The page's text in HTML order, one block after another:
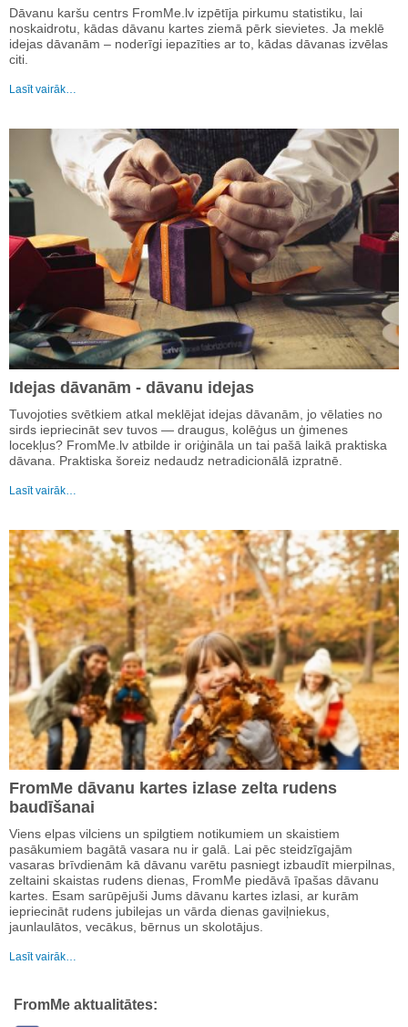
Dāvanu karšu centrs FromMe.lv izpētīja pirkumu statistiku, lai
noskaidrotu, kādas dāvanu kartes ziemā pērk sievietes. Ja meklē
idejas dāvanām – noderīgi iepazīties ar to, kādas dāvanas izvēlas
citi.
Lasīt vairāk…
Idejas dāvanām - dāvanu idejas
Tuvojoties svētkiem atkal meklējat idejas dāvanām, jo vēlaties no
sirds iepriecināt sev tuvos — draugus, kolēģus un ģimenes
locekļus? FromMe.lv atbilde ir oriģināla un tai pašā laikā praktiska
dāvana. Praktiska šoreiz nedaudz netradicionālā izpratnē.
Lasīt vairāk…
FromMe dāvanu kartes izlase zelta rudens
baudīšanai
Viens elpas vilciens un spilgtiem notikumiem un skaistiem
pasākumiem bagātā vasara nu ir galā. Lai pēc steidzīgajām
vasaras brīvdienām kā dāvanu varētu pasniegt izbaudīt mierpilnas,
zeltaini skaistas rudens dienas, FromMe piedāvā īpašas dāvanu
kartes. Esam sarūpējuši Jums dāvanu kartes izlasi, ar kurām
iepriecināt rudens jubilejas un vārda dienas gaviļniekus,
jaunlaulātos, vecākus, bērnus un skolotājus.
Lasīt vairāk…
FromMe aktualitātes: